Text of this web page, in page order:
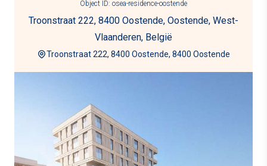
Object ID: osea-residence-oostende
Troonstraat 222, 8400 Oostende, Oostende, West-
Vlaanderen, België
Troonstraat 222, 8400 Oostende, 8400 Oostende